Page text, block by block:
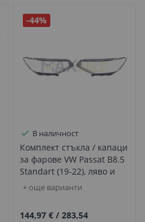
-44%
В наличност
Комплект стъкла / капаци
за фарове VW Passat B8.5
Standart (19-22), ляво и
дясно
+ още варианти
144,97 € /283,54